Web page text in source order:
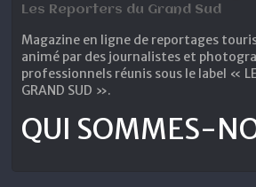
Les Reporters du Grand Sud
Magazine en ligne de reportages
animé par des journalistes et
professionnels réunis sous le label «
GRAND SUD ».
QUI SOMMES-